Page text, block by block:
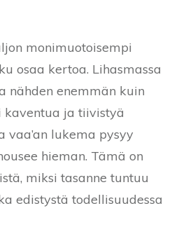
monimuotoisempi
osaa kertoa. Lihasmassa
nähden enemmän kuin
kaventua ja tiivistyä
lukema pysyy
hieman. Tämä on
miksi tasanne tuntuu
edistystä todellisuudessa